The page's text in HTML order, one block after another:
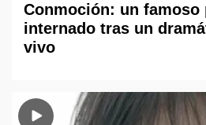
Conmoción: un famoso
internado tras un
vivo